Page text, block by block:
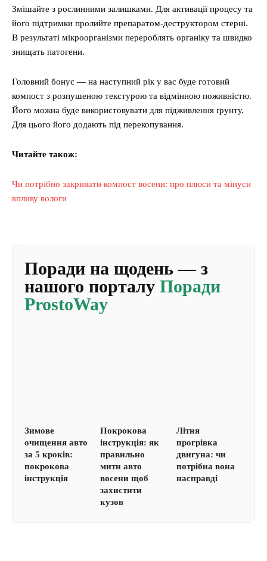
Змішайте з рослинними залишками. Для активації процесу та
його підтримки пролийте препаратом-деструктором стерні.
В результаті мікроорганізми перероблять органіку та швидко
знищать патогени.
Головний бонус — на наступний рік у вас буде готовий
компост з розпушеною текстурою та відмінною поживністю.
Його можна буде використовувати для підживлення ґрунту.
Для цього його додають під перекопування.
Читайте також:
Чи потрібно закривати компост восени: про плюси та мінуси
впливу вологи
Поради на щодень — з
нашого порталу Поради
ProstoWay
Зимове
очищення авто
за 5 кроків:
покрокова
інструкція
Покрокова
інструкція: як
правильно
мити авто
восени щоб
захистити
кузов
Літня
прогрівка
двигуна: чи
потрібна вона
насправді